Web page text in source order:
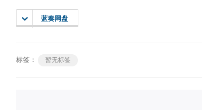
蓝奏网盘
标签： 暂无标签